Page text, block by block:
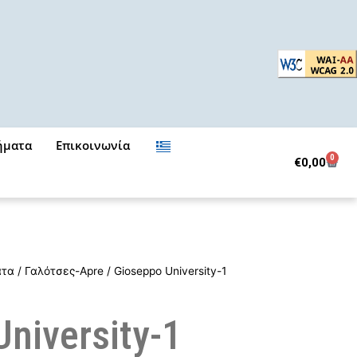
Επικοινωνία
€0,00 0
Cart
/ Γαλότσες-Apre / Gioseppo University-1
1